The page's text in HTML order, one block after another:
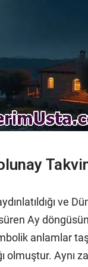
ve
Ay
anlamlar
olmuştur. Aynı